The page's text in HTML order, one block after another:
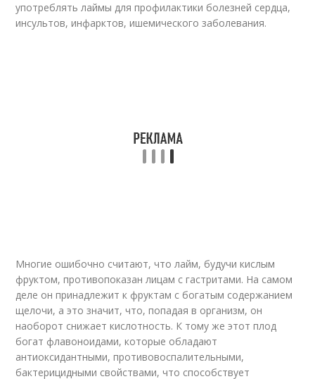
употреблять лаймы для профилактики болезней сердца,
инсультов, инфарктов, ишемического заболевания.
Многие ошибочно считают, что лайм, будучи кислым
фруктом, противопоказан лицам с гастритами. На самом
деле он принадлежит к фруктам с богатым содержанием
щелочи, а это значит, что, попадая в организм, он
наоборот снижает кислотность. К тому же этот плод
богат флавоноидами, которые обладают
антиоксидантными, противовоспалительными,
бактерицидными свойствами, что способствует